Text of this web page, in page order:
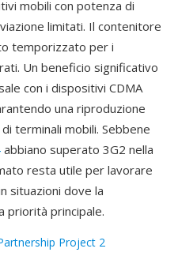
mobili con potenza di
limitati. Il contenitore
temporizzato per i
Un beneficio significativo
con i dispositivi CDMA
una riproduzione
terminali mobili. Sebbene
abbiano superato 3G2 nella
resta utile per lavorare
situazioni dove la
priorità principale.
Project 2